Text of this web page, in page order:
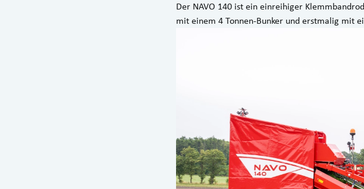
Der NAVO 140 ist ein einreihiger
mit einem 4 Tonnen-Bunker und erstmalig mit